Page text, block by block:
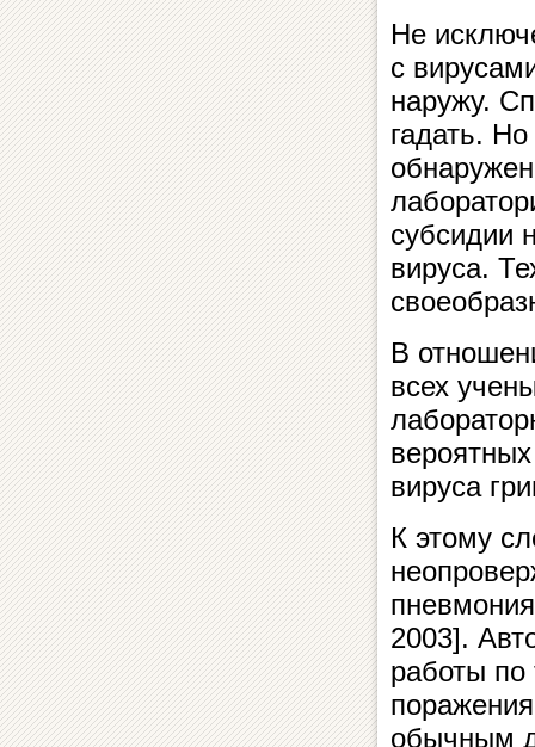
Не
с
наружу.
гадать.
субсидии
вируса.
В
всех
вируса
К этому
2003].
работы по
обычным